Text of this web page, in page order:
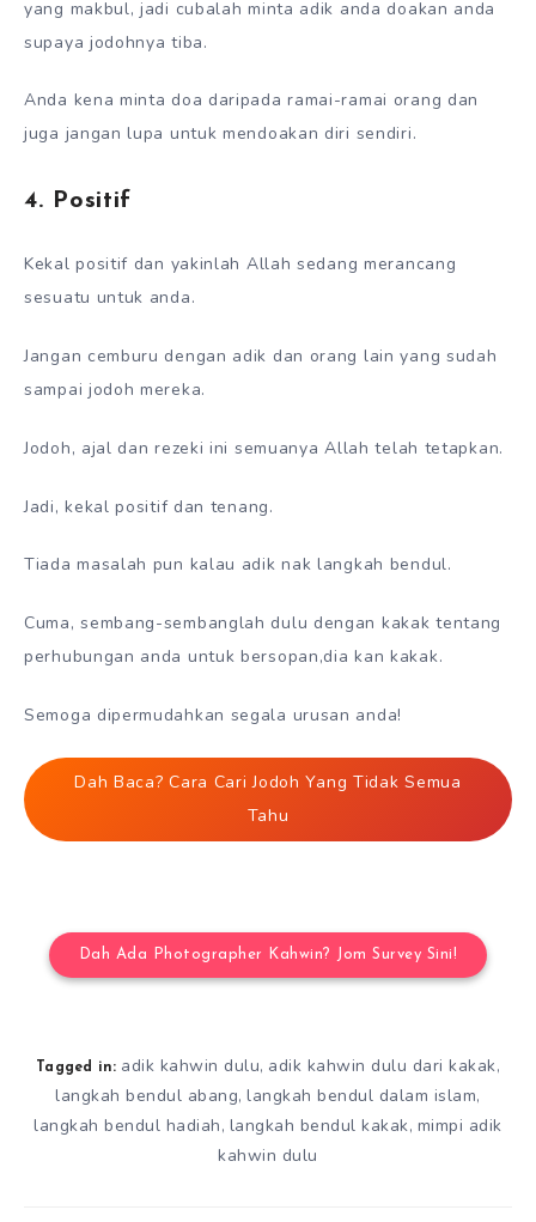
yang makbul, jadi cubalah minta adik anda doakan anda
supaya jodohnya tiba.
Anda kena minta doa daripada ramai-ramai orang dan
juga jangan lupa untuk mendoakan diri sendiri.
4. Positif
Kekal positif dan yakinlah Allah sedang merancang
sesuatu untuk anda.
Jangan cemburu dengan adik dan orang lain yang sudah
sampai jodoh mereka.
Jodoh, ajal dan rezeki ini semuanya Allah telah tetapkan.
Jadi, kekal positif dan tenang.
Tiada masalah pun kalau adik nak langkah bendul.
Cuma, sembang-sembanglah dulu dengan kakak tentang
perhubungan anda untuk bersopan,dia kan kakak.
Semoga dipermudahkan segala urusan anda!
Dah Baca? Cara Cari Jodoh Yang Tidak Semua
Tahu
Dah Ada Photographer Kahwin? Jom Survey Sini!
Tagged in: adik kahwin dulu, adik kahwin dulu dari kakak,
langkah bendul abang,langkah bendul dalam islam,
langkah bendul hadiah, langkah bendul kakak, mimpi adik
kahwin dulu